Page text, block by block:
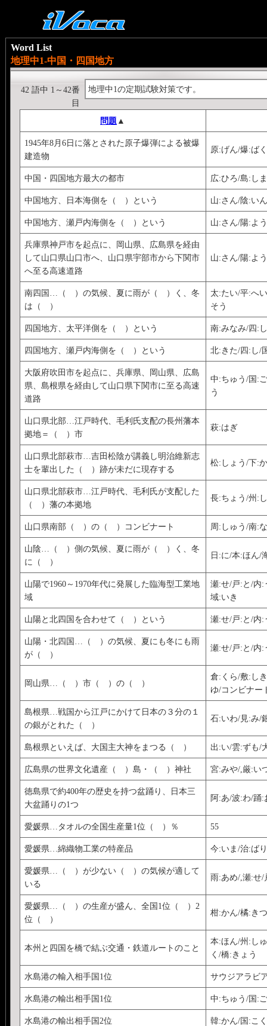
Word List
地理中1-中国・四国地方
地理中1の定期試験対策です。
42 語中 1～42番
目
問題 ▲
1945年8月6日に落とされた原子爆弾による被爆
建造物
原:げん/爆:ば
中国・四国地方最大の都市 広:ひろ/島:し
中国地方、日本海側を（ ）という 山:さん/陰:いん
中国地方、瀬戸内海側を（ ）という 山:さん/陽:よう
兵庫県神戸市を起点に、岡山県、広島県を経由
して山口県山口市へ、山口県宇部市から下関市
へ至る高速道路
山:さん/陽:よ
南四国…（ ）の気候、夏に雨が（ ）く、冬
は（ ）
太:たい/平:へ
そう
四国地方、太平洋側を（ ）という 南:みなみ/四:
四国地方、瀬戸内海側を（ ）という 北:きた/四:し/
大阪府吹田市を起点に、兵庫県、岡山県、広島
県、島根県を経由して山口県下関市に至る高速
道路
中:ちゅう/国:
う
山口県北部…江戸時代、毛利氏支配の長州藩本
拠地＝（ ）市
萩:はぎ
山口県北部萩市…吉田松陰が講義し明治維新志
士を輩出した（ ）跡が未だに現存する
松:しょう/下:
山口県北部萩市…江戸時代、毛利氏が支配した
（ ）藩の本拠地
長:ちょう/州:
山口県南部（ ）の（ ）コンビナート 周:しゅう/南:
山陰…（ ）側の気候、夏に雨が（ ）く、冬
に（ ）
日:に/本:ほん/
山陽で1960～1970年代に発展した臨海型工業地
域
瀬:せ/戸:と/内:
域:いき
山陽と北四国を合わせて（ ）という 瀬:せ/戸:と/内:
山陽・北四国…（ ）の気候、夏にも冬にも雨
が（ ）
瀬:せ/戸:と/内:
岡山県…（ ）市（ ）の（ ）
倉:くら/敷:し
ゆ/コンビナー
島根県…戦国から江戸にかけて日本の３分の１
の銀がとれた（ ）
石:いわ/見:み/
島根県といえば、大国主大神をまつる（ ） 出:い/雲:ずも/
広島県の世界文化遺産（ ）島・（ ）神社 宮:みや/,厳:い
徳島県で約400年の歴史を持つ盆踊り、日本三
大盆踊りの1つ
阿:あ/波:わ/踊:
愛媛県…タオルの全国生産量1位（ ）％ 55
愛媛県…綿織物工業の特産品 今:いま/治:ば
愛媛県…（ ）が少ない（ ）の気候が適して
いる
雨:あめ/,瀬:せ/
愛媛県…（ ）の生産が盛ん、全国1位（ ）2
位（ ）
柑:かん/橘:き
本州と四国を橋で結ぶ交通・鉄道ルートのこと
本:ほん/州:し
く/橋:きょう
水島港の輸入相手国1位 サウジアラビ
水島港の輸出相手国1位 中:ちゅう/国:
水島港の輸出相手国2位 韓:かん/国:こく